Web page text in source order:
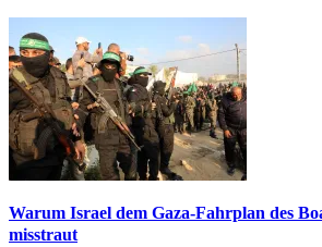
Warum Israel dem Gaza-Fahrplan des
misstraut